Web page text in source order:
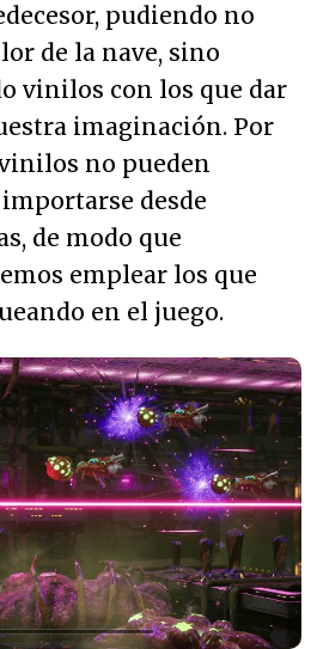
pudiendo no
de la nave, sino
vinilos con los que dar
imaginación. Por
no pueden
desde
de modo que
emplear los que
en el juego.